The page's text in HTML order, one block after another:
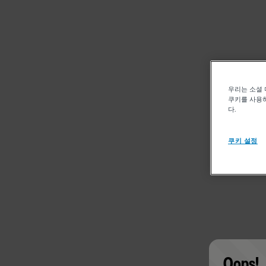
우리는 소셜
쿠키를 사용
다.
쿠키 설정